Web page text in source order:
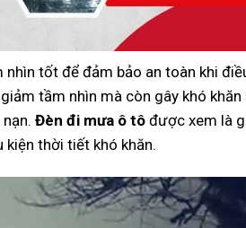
tốt để đảm bảo an toàn khi
tầm nhìn mà còn gây khó
Đèn đi mưa ô tô được xem là
thời tiết khó khăn.